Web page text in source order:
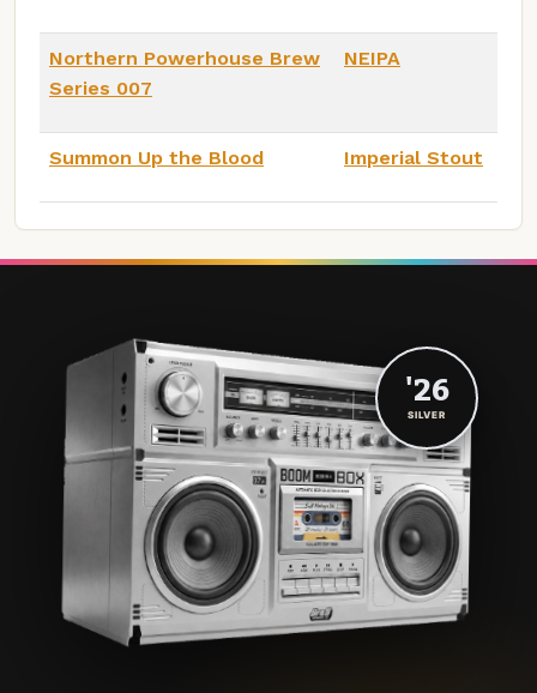
Northern Powerhouse Brew
Series 007
NEIPA
Summon Up the Blood Imperial Stout
'26
SILVER